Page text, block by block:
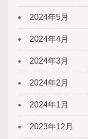
2024年5月
2024年4月
2024年3月
2024年2月
2024年1月
2023年12月